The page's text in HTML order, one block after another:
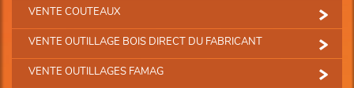
VENTE COUTEAUX
VENTE OUTILLAGE BOIS DIRECT DU FABRICANT
VENTE OUTILLAGES FAMAG